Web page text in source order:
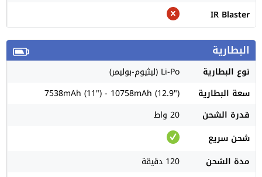
IR Blaster
البطارية
نوع البطارية
Li-Po (ليثيوم-بوليمر)
سعة البطارية
7538mAh (11") - 10758mAh (12.9")
قدرة الشحن
20 واط
شحن سريع
مدة الشحن
120 دقيقة